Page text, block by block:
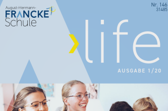
FrANCKE
Schule
August-Hermann-
AUSGABE 1/20
›life
Nr. 146
31485